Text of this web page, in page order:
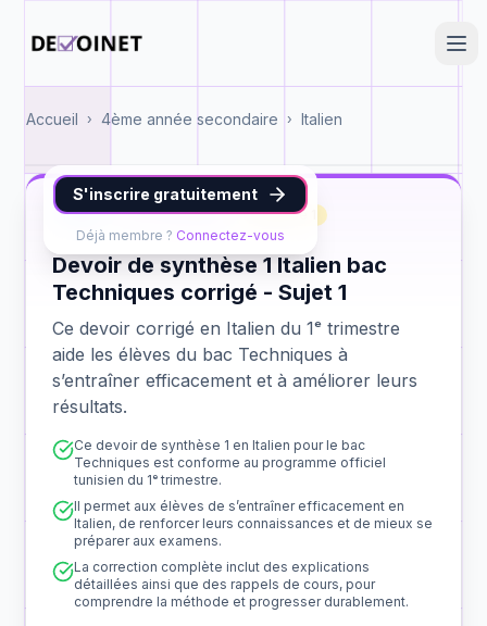
Accueil › 4ème année secondaire › Italien
S'inscrire gratuitement
Déjà membre ? Connectez-vous
Italien bac Techniques synthèse 1
Devoir de synthèse 1 Italien bac
Techniques corrigé - Sujet 1
Ce devoir corrigé en Italien du 1ᵉ trimestre
aide les élèves du bac Techniques à
s’entraîner efficacement et à améliorer leurs
résultats.
Ce devoir de synthèse 1 en Italien pour le bac
Techniques est conforme au programme officiel
tunisien du 1ᵉ trimestre.
Il permet aux élèves de s’entraîner efficacement en
Italien, de renforcer leurs connaissances et de mieux se
préparer aux examens.
La correction complète inclut des explications
détaillées ainsi que des rappels de cours, pour
comprendre la méthode et progresser durablement.